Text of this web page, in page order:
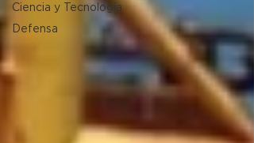
Ciencia y Tecnología
Defensa